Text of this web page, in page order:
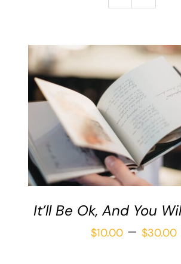
Blog
Verónica Leija
Alumnos
Contáctame
SELECCIONAR OPCIONES
DETAILS
It’ll Be Ok, And You
$10.00 – $30.00